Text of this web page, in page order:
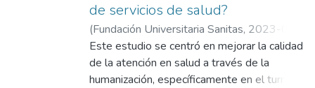
de servicios de salud?
(Fundación Universitaria Sanitas, 2023-07-
05)Mateus Olaya, Andrea;Orjuela Lara,
Tania Lizveth - Asesor Temático ;Puerto
Gomez,Walter Hernando - Asesor
Este estudio se centró en mejorar la calidad
de la atención en salud a través de la
humanización, específicamente en el turno